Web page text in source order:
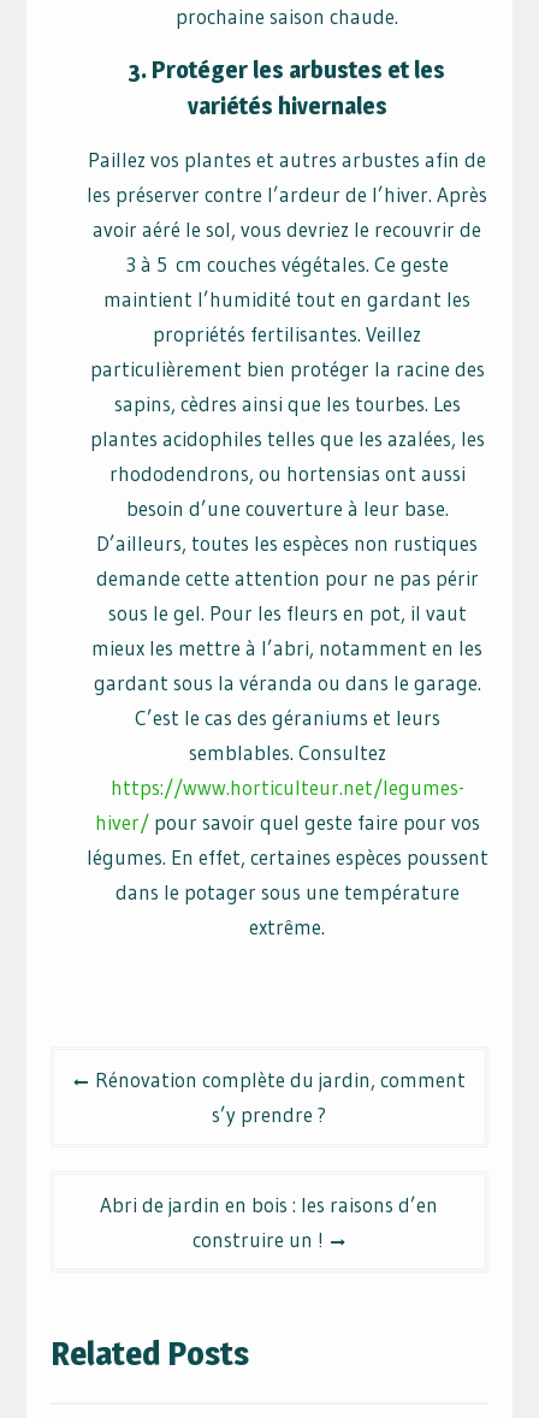
prochaine saison chaude.
3. Protéger les arbustes et les
variétés hivernales
Paillez vos plantes et autres arbustes afin de
les préserver contre l’ardeur de l’hiver. Après
avoir aéré le sol, vous devriez le recouvrir de
3 à 5 cm couches végétales. Ce geste
maintient l’humidité tout en gardant les
propriétés fertilisantes. Veillez
particulièrement bien protéger la racine des
sapins, cèdres ainsi que les tourbes. Les
plantes acidophiles telles que les azalées, les
rhododendrons, ou hortensias ont aussi
besoin d’une couverture à leur base.
D’ailleurs, toutes les espèces non rustiques
demande cette attention pour ne pas périr
sous le gel. Pour les fleurs en pot, il vaut
mieux les mettre à l’abri, notamment en les
gardant sous la véranda ou dans le garage.
C’est le cas des géraniums et leurs
semblables. Consultez
https://www.horticulteur.net/legumes-
hiver/pour savoir quel geste faire pour vos
légumes. En effet, certaines espèces poussent
dans le potager sous une température
extrême.
Rénovation complète du jardin, comment
s’y prendre ?
Abri de jardin en bois : les raisons d’en
construire un !
Related Posts